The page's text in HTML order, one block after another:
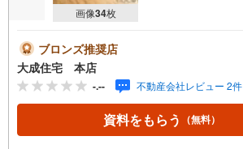
画像34枚
ブロンズ推奨店
大成住宅 本店
-.-- 不動産会社レビュー 2件
資料をもらう （無料）